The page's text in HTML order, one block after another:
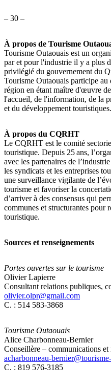
– 30 –
À propos de Tourisme
Tourisme Outaouais est un
par et pour l'industrie il y a plus
privilégié du gouvernement du
Tourisme Outaouais participe
région en étant maître d'œuvre
l'accueil, de l'information, de la
et du développement touristiques.
À propos du CQRHT
Le CQRHT est le comité
touristique. Depuis 25 ans,
avec les partenaires de
les syndicats et les entreprises
une surveillance vigilante de
tourisme et favoriser la
d’arriver à des consensus qui
communes et structurantes pour
touristique.
Sources et renseignements
Portes ouvertes sur le tourisme
Olivier Lapierre
Consultant relations publiques,
olivier.olpr@gmail.com
C. : 514 583-3868
Tourisme Outaouais
Alice Charbonneau-Bernier
Conseillère – communications
acharbonneau-
C. : 819 576-3185